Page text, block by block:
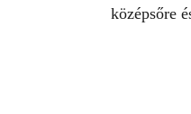
középsőre